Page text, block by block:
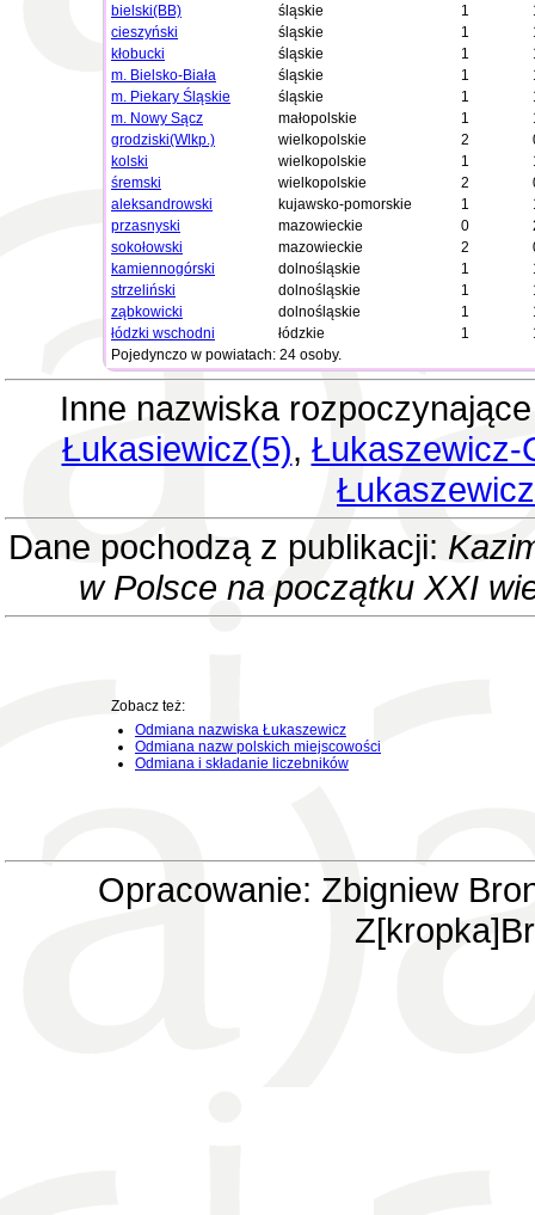
bielski(BB)
śląskie 1
cieszyński
śląskie 1
kłobucki
śląskie 1
m. Bielsko-Biała
śląskie 1
m. Piekary Śląskie
śląskie 1
m. Nowy Sącz
małopolskie 1
grodziski(Wlkp.)
wielkopolskie 2
kolski
wielkopolskie 1
śremski
wielkopolskie 2
aleksandrowski
kujawsko-pomorskie 1
przasnyski
mazowieckie 0
sokołowski
mazowieckie 2
kamiennogórski
dolnośląskie 1
strzeliński
dolnośląskie 1
ząbkowicki
dolnośląskie 1
łódzki wschodni
łódzkie 1
Pojedynczo w powiatach: 24 osoby.
Inne nazwiska
Łukasiewicz(5), Łukaszewicz-
Dane pochodzą z publikacji:
w Polsce na początku XXI
Zobacz też:
Odmiana nazwiska Łukaszewicz
Odmiana nazw polskich miejscowości
Odmiana i składanie liczebników
Opracowanie: Zbigniew